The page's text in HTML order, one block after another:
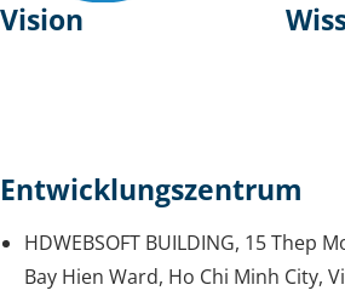
Vision
Entwicklungszentrum
HDWEBSOFT BUILDING, 15 Thep
Bay Hien Ward, Ho Chi Minh City,